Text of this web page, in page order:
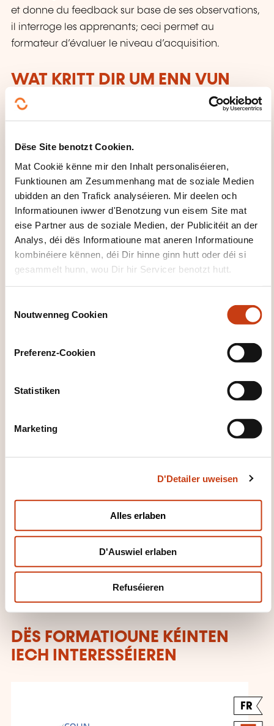
Dëse Site benotzt Cookien.
Mat Cookië kënne mir den Inhalt personaliséieren,
Funktiounen am Zesummenhang mat de soziale Medien
ubidden an den Trafick analyséieren. Mir deelen och
Informatiounen iwwer d'Benotzung vun eisem Site mat
eise Partner aus de soziale Medien, der Publicitéit an der
Analys, déi dës Informatioune mat aneren Informatioune
kombinéiere kënnen, déi Dir hinne ginn hutt oder déi si
gesammelt hunn, wou Dir hir Servicer benotzt hutt.
Noutwenneg Cookien
Preferenz-Cookien
Statistiken
Marketing
D'Detailer uweisen
Alles erlaben
D'Auswiel erlaben
Refuséieren
et donne du feedback sur base de ses observations,
il interroge les apprenants; ceci permet au
formateur d’évaluer le niveau d’acquisition.
WAT KRITT DIR UM ENN VUN
DER FORMATIOUN?
par email, aux participants après la formation s’ils
après paiement de la facture qui y est relative.
WÉI ENG SUPPORTE GINN ZUR
VERFÜGUNG GESTALLT?
Un support de cours est remis lors de chaque
formation.
Wéi kann een
kontaktéieren?
viviane.dedobbeleer@cqhn.com
CQHN
DËS FORMATIOUNE KÉINTEN
IECH INTERESSÉIEREN
FR